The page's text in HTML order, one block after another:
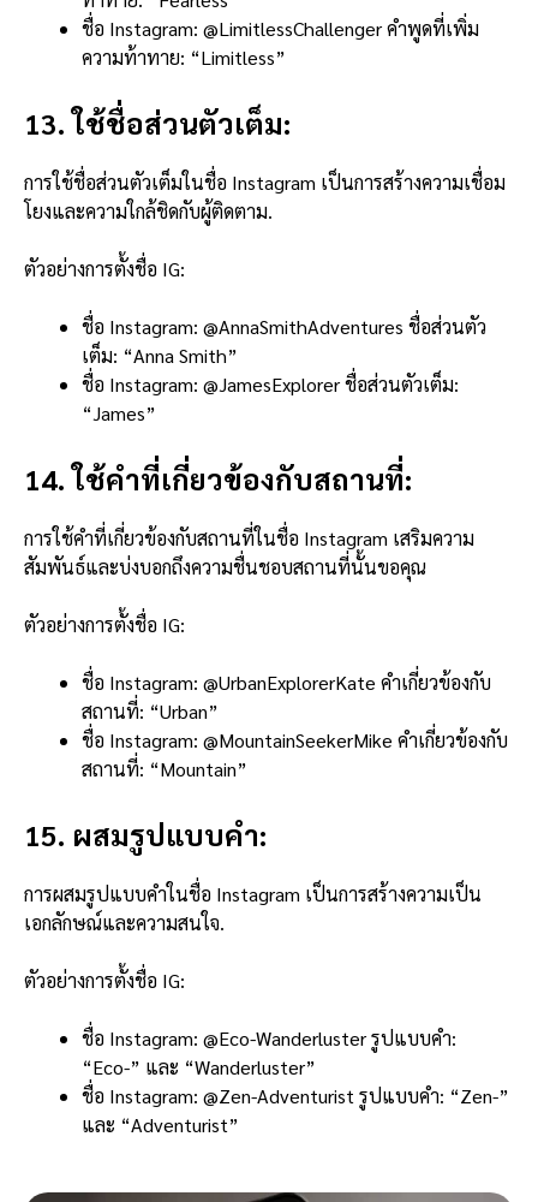
ชื่อ Instagram: @LimitlessChallenger คำพูดที่เพิ่ม
ความท้าทาย: “Limitless”
13. ใช้ชื่อส่วนตัวเต็ม:
การใช้ชื่อส่วนตัวเต็มในชื่อ Instagram เป็นการสร้างความเชื่อม
โยงและความใกล้ชิดกับผู้ติดตาม.
ตัวอย่างการตั้งชื่อ IG:
ชื่อ Instagram: @AnnaSmithAdventures ชื่อส่วนตัว
เต็ม: “Anna Smith”
ชื่อ Instagram: @JamesExplorer ชื่อส่วนตัวเต็ม:
“James”
14. ใช้คำที่เกี่ยวข้องกับสถานที่:
การใช้คำที่เกี่ยวข้องกับสถานที่ในชื่อ Instagram เสริมความ
สัมพันธ์และบ่งบอกถึงความชื่นชอบสถานที่นั้นขอคุณ
ตัวอย่างการตั้งชื่อ IG:
ชื่อ Instagram: @UrbanExplorerKate คำเกี่ยวข้องกับ
สถานที่: “Urban”
ชื่อ Instagram: @MountainSeekerMike คำเกี่ยวข้องกับ
สถานที่: “Mountain”
15. ผสมรูปแบบคำ:
การผสมรูปแบบคำในชื่อ Instagram เป็นการสร้างความเป็น
เอกลักษณ์และความสนใจ.
ตัวอย่างการตั้งชื่อ IG:
ชื่อ Instagram: @Eco-Wanderluster รูปแบบคำ:
“Eco-” และ “Wanderluster”
ชื่อ Instagram: @Zen-Adventurist รูปแบบคำ: “Zen-”
และ “Adventurist”